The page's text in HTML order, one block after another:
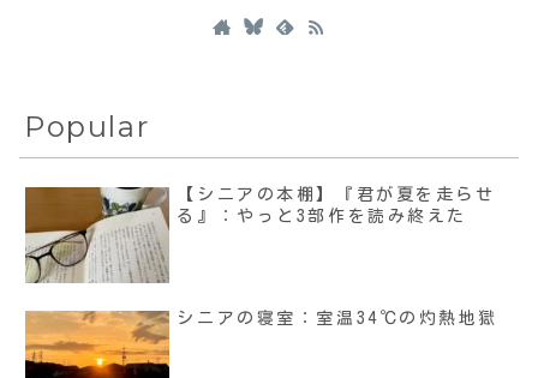
Popular
【シニアの本棚】『君が夏を走らせ
る』：やっと3部作を読み終えた
シニアの寝室：室温34℃の灼熱地獄